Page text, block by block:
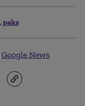
paks
Google News